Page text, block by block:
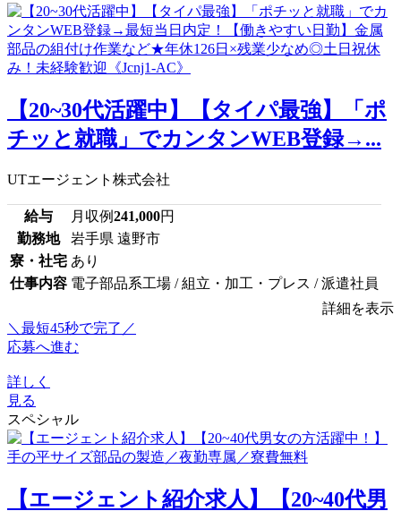
【20~30代活躍中】【タイパ最強】「ポ
チッと就職」でカンタンWEB登録→...
UTエージェント株式会社
給与 月収例241,000円
勤務地
岩手県 遠野市
寮・社宅 あり
仕事内容 電子部品系工場 / 組立・加工・プレス / 派遣社員
詳細を表示
＼最短45秒で完了／
応募へ進む
詳しく
見る
スペシャル
【エージェント紹介求人】【20~40代男